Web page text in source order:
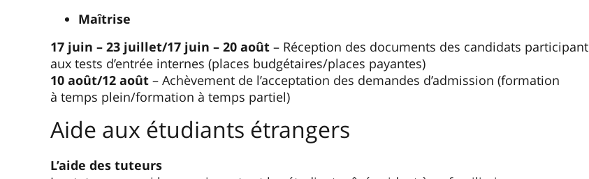
Maȋtrise
17 juin – 23 juillet/17 juin – 20 août – Réception des documents des candidats participant
aux tests d’entrée internes (places budgétaires/places payantes)
10 août/12 août – Achèvement de l’acceptation des demandes d’admission (formation
à temps plein/formation à temps partiel)
Aide aux étudiants étrangers
L’aide des tuteurs